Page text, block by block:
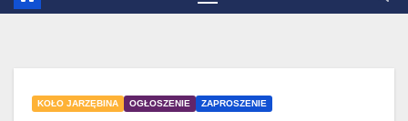
KOŁO JARZĘBINA OGŁOSZENIE ZAPROSZENIE